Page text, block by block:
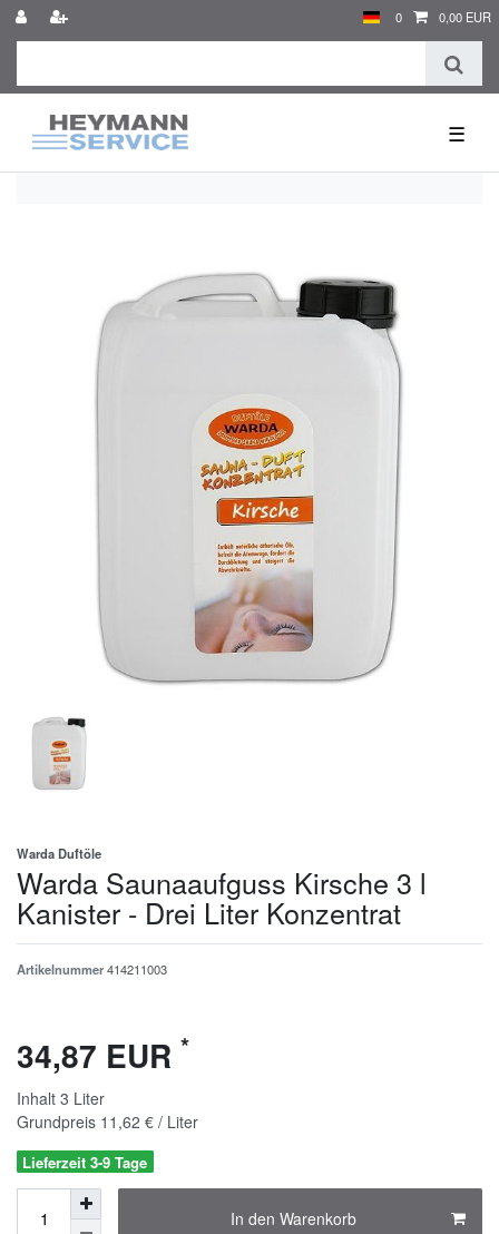
0 0,00 EUR
☰
Warda Duftöle
Warda Saunaaufguss Kirsche 3 l
Kanister - Drei Liter Konzentrat
Artikelnummer414211003
34,87 EUR *
Inhalt 3 Liter
Grundpreis 11,62 € / Liter
Lieferzeit 3-9 Tage
In den Warenkorb